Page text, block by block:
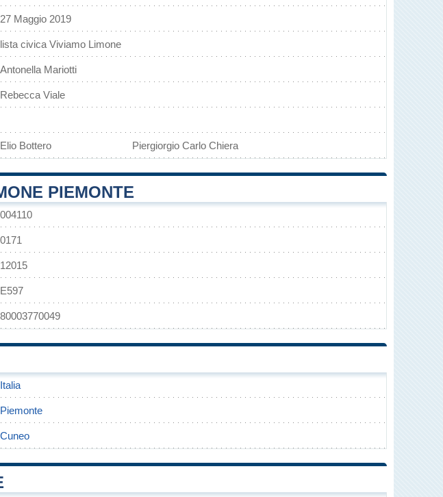
27 Maggio 2019
lista civica Viviamo Limone
Antonella Mariotti
Rebecca Viale
Elio Bottero Piergiorgio Carlo Chiera
PIEMONTE
004110
0171
12015
E597
80003770049
Italia
Piemonte
Cuneo